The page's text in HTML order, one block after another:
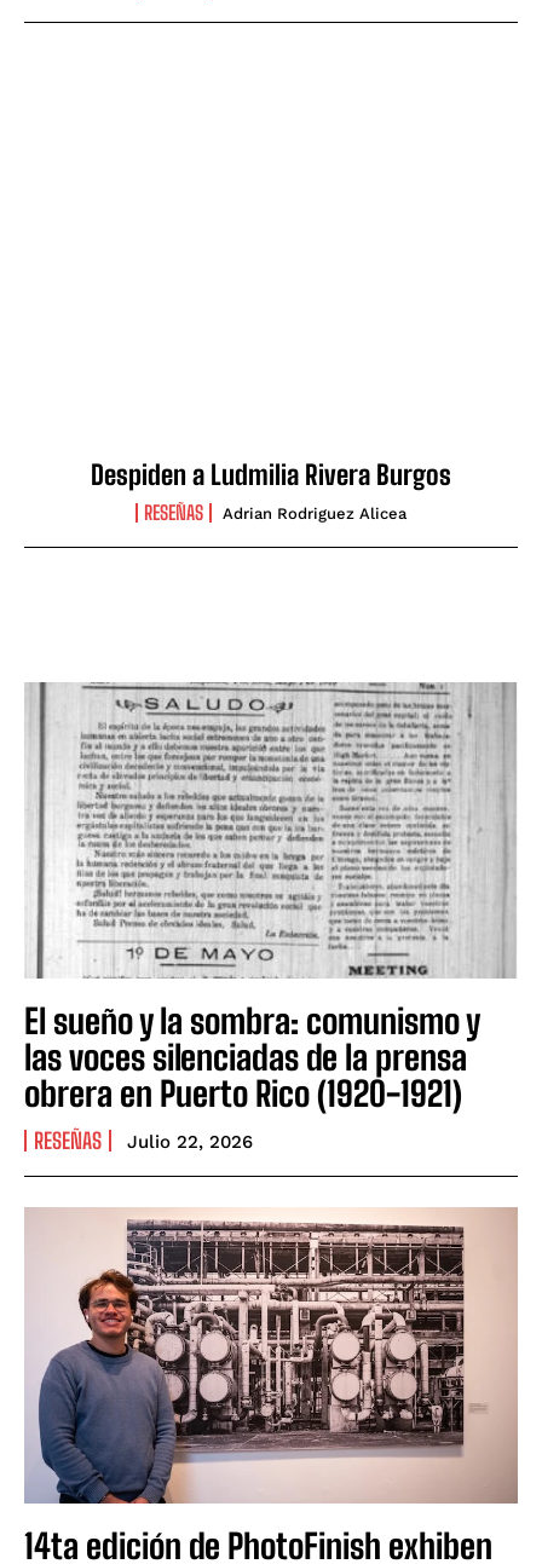
Despiden a Ludmilia Rivera Burgos
RESEÑAS Adrian Rodriguez Alicea
El sueño y la sombra: comunismo y
las voces silenciadas de la prensa
obrera en Puerto Rico (1920-1921)
RESEÑAS Julio 22, 2026
14ta edición de PhotoFinish exhiben